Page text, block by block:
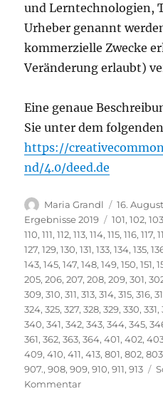
und Lerntechnologien,
Urheber genannt
kommerzielle Zwecke
Veränderung erlaubt)
Eine genaue
Sie unter dem
https://
nd/4.0/deed.de
Autor
Maria Grandl
am
16.
Ergebnisse 2019
101,102,103
110,111,112,113,114,115,116,117,
127,129,130,131,133,134,135,
143,145,147,148,149,150,151,
205,206,207,208,209,301,
309,310,311,313,314,315,316,
324,325,327,328,329,330,331,
340,341,342,343,344,345,
361,362,363,364,401,402,
409,410,411,413,801,802,803
907.,908,909,910,911,913
Kommentarzu